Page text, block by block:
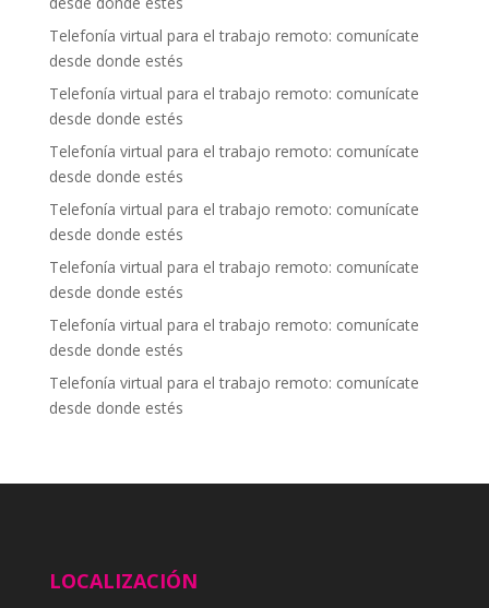
Telefonía virtual para el trabajo remoto: comunícate
desde donde estés
Telefonía virtual para el trabajo remoto: comunícate
desde donde estés
Telefonía virtual para el trabajo remoto: comunícate
desde donde estés
Telefonía virtual para el trabajo remoto: comunícate
desde donde estés
Telefonía virtual para el trabajo remoto: comunícate
desde donde estés
Telefonía virtual para el trabajo remoto: comunícate
desde donde estés
Telefonía virtual para el trabajo remoto: comunícate
desde donde estés
LOCALIZACIÓN